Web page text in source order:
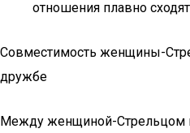
отношения плавно сходят
Совместимость женщины-
дружбе
Между женщиной-Стрельцом